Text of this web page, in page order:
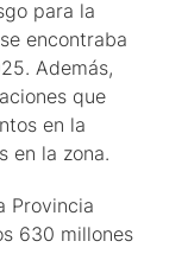
para la
encontraba
Además,
que
en la
en la zona.
Provincia
630 millones